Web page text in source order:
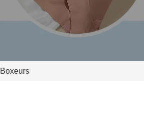
Boxeurs